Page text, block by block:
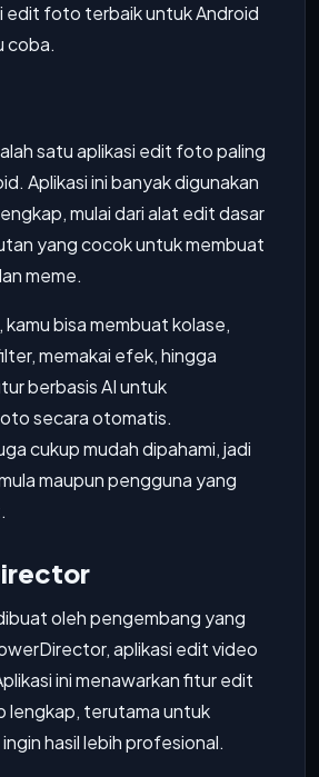
edit foto terbaik untuk Android
coba.
satu aplikasi edit foto paling
Aplikasi ini banyak digunakan
mulai dari alat edit dasar
yang cocok untuk membuat
meme.
bisa membuat kolase,
memakai efek, hingga
berbasis AI untuk
secara otomatis.
cukup mudah dipahami, jadi
maupun pengguna yang
oleh pengembang yang
aplikasi edit video
ini menawarkan fitur edit
lengkap, terutama untuk
hasil lebih profesional.